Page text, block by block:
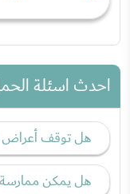
احدث اسئلة
هل توقف أعراض
هل يمكن ممارسة